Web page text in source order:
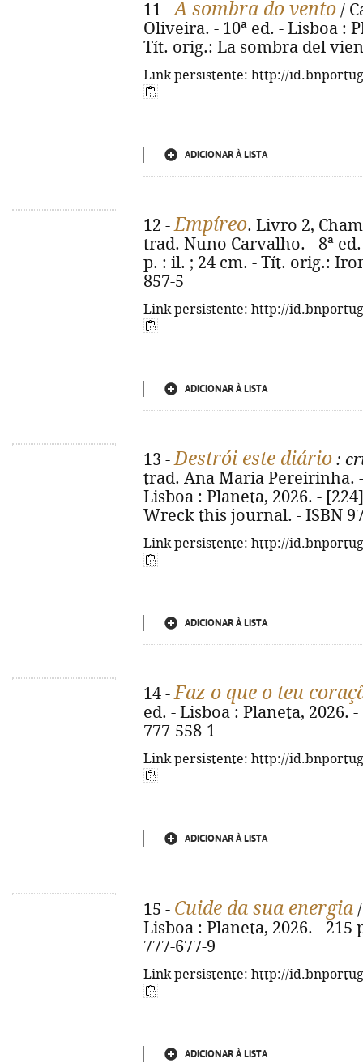
11 -A sombra do vento /
Oliveira. - 10ª ed. - Lisboa :
Tít. orig.: La sombra del
Link persistente: http://
ADICIONAR À LISTA
12 -Empíreo. Livro 2,
trad. Nuno Carvalho. - 8ª
p. : il. ; 24 cm. - Tít. orig.:
857-5
Link persistente: http://
ADICIONAR À LISTA
13 -Destrói este diário :
trad. Ana Maria Pereirinha.
Lisboa : Planeta, 2026. -
Wreck this journal. - ISBN
Link persistente: http://
ADICIONAR À LISTA
14 -Faz o que o teu
ed. - Lisboa : Planeta, 2026.
777-558-1
Link persistente: http://
ADICIONAR À LISTA
15 - Cuide da sua energia
Lisboa : Planeta, 2026. - 215
777-677-9
Link persistente: http://
ADICIONAR À LISTA